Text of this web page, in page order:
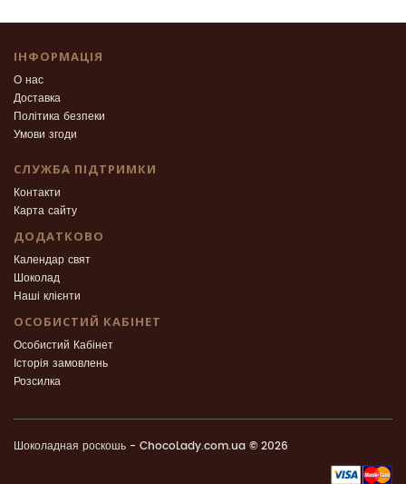
ІНФОРМАЦІЯ
О нас
Доставка
Політика безпеки
Умови згоди
СЛУЖБА ПІДТРИМКИ
Контакти
Карта сайту
ДОДАТКОВО
Календар свят
Шоколад
Наші клієнти
ОСОБИСТИЙ КАБІНЕТ
Особистий Кабінет
Історія замовлень
Розсилка
Шоколадная роскошь - ChocoLady.com.ua © 2026